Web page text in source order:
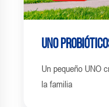
UNO
Un pequeño UNO
la familia